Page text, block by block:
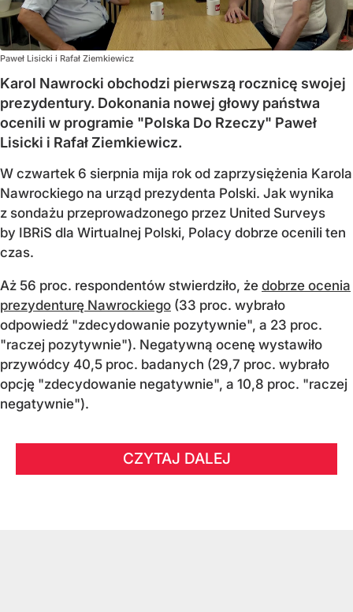
Paweł Lisicki i Rafał Ziemkiewicz
Karol Nawrocki obchodzi pierwszą rocznicę swojej
prezydentury. Dokonania nowej głowy państwa
ocenili w programie "Polska Do Rzeczy" Paweł
Lisicki i Rafał Ziemkiewicz.
W czwartek 6 sierpnia mija rok od zaprzysiężenia Karola
Nawrockiego na urząd prezydenta Polski. Jak wynika
z sondażu przeprowadzonego przez United Surveys
by IBRiS dla Wirtualnej Polski, Polacy dobrze ocenili ten
czas.
Aż 56 proc. respondentów stwierdziło, że dobrze ocenia
prezydenturę Nawrockiego (33 proc. wybrało
odpowiedź "zdecydowanie pozytywnie", a 23 proc.
"raczej pozytywnie"). Negatywną ocenę wystawiło
przywódcy 40,5 proc. badanych (29,7 proc. wybrało
opcję "zdecydowanie negatywnie", a 10,8 proc. "raczej
negatywnie").
CZYTAJ DALEJ